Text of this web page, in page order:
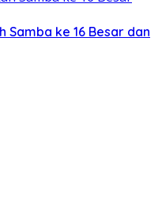
Samba ke 16 Besar dan